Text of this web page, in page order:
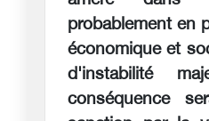
probablement en
économique et
d'instabilité
conséquence